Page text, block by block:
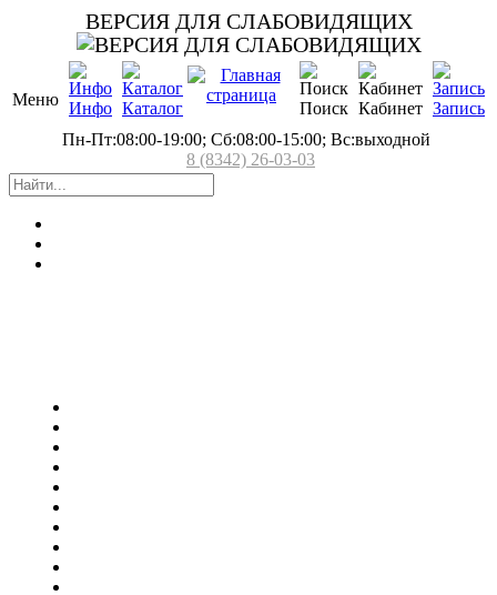
ВЕРСИЯ ДЛЯ СЛАБОВИДЯЩИХ
Меню Инфо Каталог Поиск Кабинет Запись
Пн-Пт:08:00-19:00; Сб:08:00-15:00; Вс:выходной
8 (8342) 26-03-03